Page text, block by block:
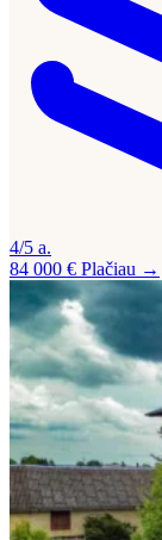
4/5 a.
84 000 € Plačiau →